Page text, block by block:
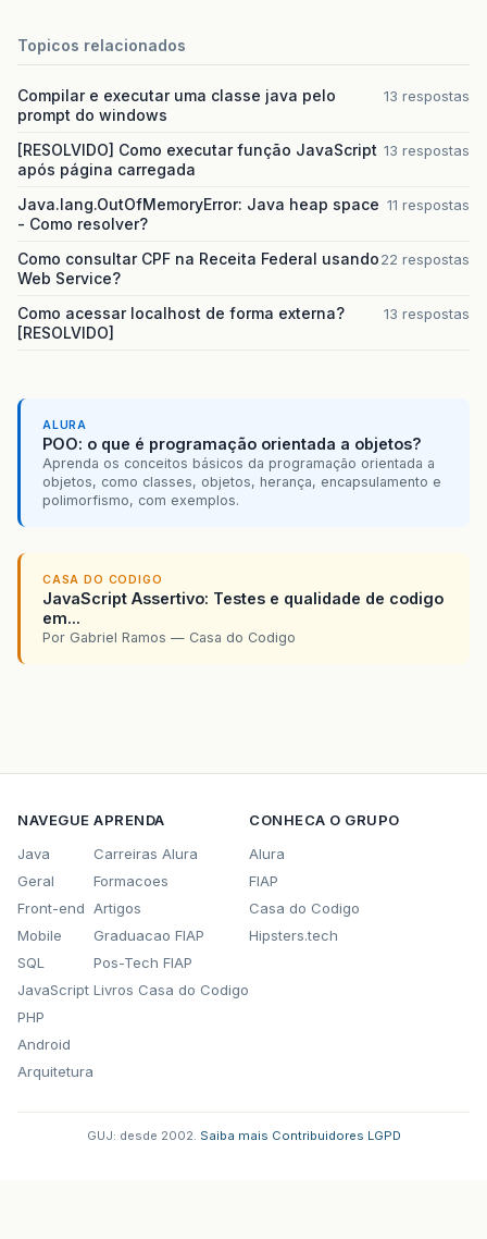
Topicos relacionados
Compilar e executar uma classe java pelo
prompt do windows
13 respostas
[RESOLVIDO] Como executar função JavaScript
após página carregada
13 respostas
Java.lang.OutOfMemoryError: Java heap space
- Como resolver?
11 respostas
Como consultar CPF na Receita Federal usando
Web Service?
22 respostas
Como acessar localhost de forma externa?
[RESOLVIDO]
13 respostas
ALURA
POO: o que é programação orientada a objetos?
Aprenda os conceitos básicos da programação orientada a
objetos, como classes, objetos, herança, encapsulamento e
polimorfismo, com exemplos.
CASA DO CODIGO
JavaScript Assertivo: Testes e qualidade de codigo
em...
Por Gabriel Ramos — Casa do Codigo
NAVEGUE
Java
Geral
Front-end
Mobile
SQL
JavaScript
PHP
Android
Arquitetura
APRENDA
Carreiras Alura
Formacoes
Artigos
Graduacao FIAP
Pos-Tech FIAP
Livros Casa do Codigo
CONHECA O GRUPO
Alura
FIAP
Casa do Codigo
Hipsters.tech
GUJ: desde 2002. Saiba mais Contribuidores LGPD